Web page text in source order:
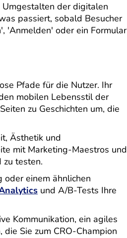
Umgestalten der digitalen
passiert, sobald Besucher
'Anmelden' oder ein Formular
Pfade für die Nutzer. Ihr
mobilen Lebensstil der
zu Geschichten um, die
Ästhetik und
mit Marketing-Maestros und
zu testen.
oder einem ähnlichen
und A/B-Tests Ihre
Kommunikation, ein agiles
Sie zum CRO-Champion